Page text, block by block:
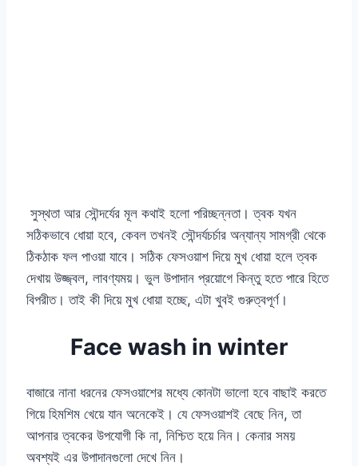
সুস্থতা আর সৌন্দর্যের মূল কথাই হলো পরিচ্ছন্নতা। ত্বক যখন
সঠিকভাবে ধোয়া হবে, কেবল তখনই সৌন্দর্যচর্চার অন্যান্য সামগ্রী থেকে
ঠিকঠাক ফল পাওয়া যাবে। সঠিক ফেসওয়াশ দিয়ে মুখ ধোয়া হলে ত্বক
দেখায় উজ্জ্বল, লাবণ্যময়। ভুল উপাদান প্রয়োগে কিন্তু হতে পারে হিতে
বিপরীত। তাই কী দিয়ে মুখ ধোয়া হচ্ছে, এটা খুবই গুরুত্বপূর্ণ।
Face wash in winter
বাজারে নানা ধরনের ফেসওয়াশের মধ্যে কোনটা ভালো হবে বাছাই করতে
গিয়ে হিমশিম খেয়ে যান অনেকেই। যে ফেসওয়াশই বেছে নিন, তা
আপনার ত্বকের উপযোগী কি না, নিশ্চিত হয়ে নিন। কেনার সময়
অবশ্যই এর উপাদানগুলো দেখে নিন।